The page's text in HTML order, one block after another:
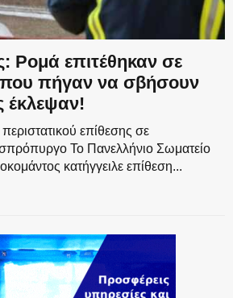
επιτέθηκαν σε
πήγαν να σβήσουν
έκλεψαν!
επίθεσης σε
Το Πανελλήνιο Σωματείο
κατήγγειλε επίθεση...